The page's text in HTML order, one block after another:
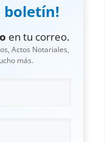
boletín!
en tu correo.
Actos Notariales,
más.